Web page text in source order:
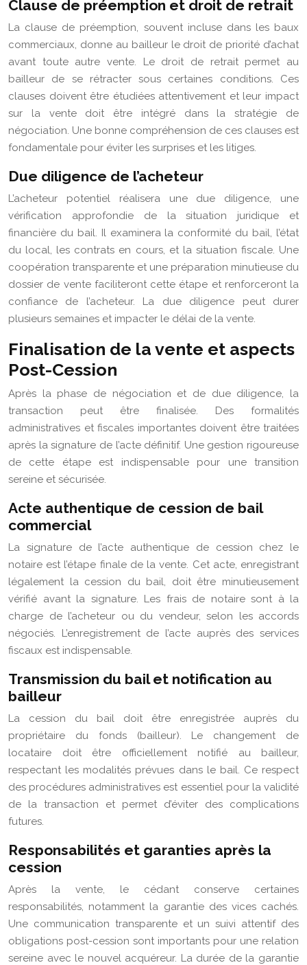
Clause de préemption et droit de retrait
La clause de préemption, souvent incluse dans les baux
commerciaux, donne au bailleur le droit de priorité d’achat
avant toute autre vente. Le droit de retrait permet au
bailleur de se rétracter sous certaines conditions. Ces
clauses doivent être étudiées attentivement et leur impact
sur la vente doit être intégré dans la stratégie de
négociation. Une bonne compréhension de ces clauses est
fondamentale pour éviter les surprises et les litiges.
Due diligence de l’acheteur
L’acheteur potentiel réalisera une due diligence, une
vérification approfondie de la situation juridique et
financière du bail. Il examinera la conformité du bail, l’état
du local, les contrats en cours, et la situation fiscale. Une
coopération transparente et une préparation minutieuse du
dossier de vente faciliteront cette étape et renforceront la
confiance de l’acheteur. La due diligence peut durer
plusieurs semaines et impacter le délai de la vente.
Finalisation de la vente et aspects
Post-Cession
Après la phase de négociation et de due diligence, la
transaction peut être finalisée. Des formalités
administratives et fiscales importantes doivent être traitées
après la signature de l’acte définitif. Une gestion rigoureuse
de cette étape est indispensable pour une transition
sereine et sécurisée.
Acte authentique de cession de bail
commercial
La signature de l’acte authentique de cession chez le
notaire est l’étape finale de la vente. Cet acte, enregistrant
légalement la cession du bail, doit être minutieusement
vérifié avant la signature. Les frais de notaire sont à la
charge de l’acheteur ou du vendeur, selon les accords
négociés. L’enregistrement de l’acte auprès des services
fiscaux est indispensable.
Transmission du bail et notification au
bailleur
La cession du bail doit être enregistrée auprès du
propriétaire du fonds (bailleur). Le changement de
locataire doit être officiellement notifié au bailleur,
respectant les modalités prévues dans le bail. Ce respect
des procédures administratives est essentiel pour la validité
de la transaction et permet d’éviter des complications
futures.
Responsabilités et garanties après la
cession
Après la vente, le cédant conserve certaines
responsabilités, notamment la garantie des vices cachés.
Une communication transparente et un suivi attentif des
obligations post-cession sont importants pour une relation
sereine avec le nouvel acquéreur. La durée de la garantie